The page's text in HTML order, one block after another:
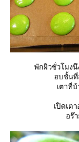
พักผิวชั่วโมงนึ
อบชั้นที่
เตาที่
เปิดเต
อร๊